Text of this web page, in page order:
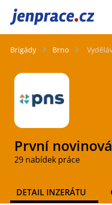
JenPráce.cz
Brigády Brno
První
29 nabídek práce
DETAIL INZERÁTU